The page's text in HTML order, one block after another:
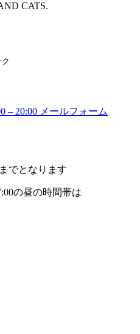
– 20:00 メールフォーム
でとなります
の昼の時間帯は